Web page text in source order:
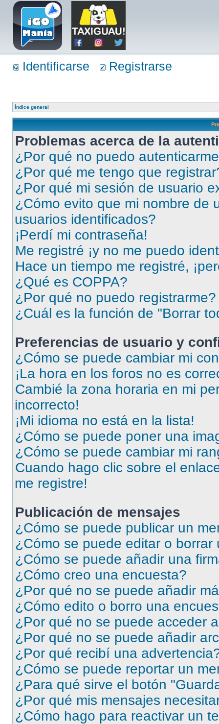
Identificarse Registrarse
Índice general
Problemas acerca de la
¿Por qué no puedo
¿Por qué me tengo que
¿Por qué mi sesión de usuario
¿Cómo evito que mi nombre de
usuarios identificados?
¡Perdí mi contraseña!
Me registré ¡y no me puedo
Hace un tiempo me registré,
¿Qué es COPPA?
¿Por qué no puedo registrarme?
¿Cuál es la función de "Borrar
Preferencias de usuario y
¿Cómo se puede cambiar mi
¡La hora en los foros no es
Cambié la zona horaria en mi
incorrecto!
¡Mi idioma no está en la lista!
¿Cómo se puede poner una
¿Cómo se puede cambiar mi
Cuando hago clic sobre el
me registre!
Publicación de mensajes
¿Cómo se puede publicar un
¿Cómo se puede editar o borrar
¿Cómo se puede añadir una
¿Cómo creo una encuesta?
¿Por qué no se puede añadir
¿Cómo edito o borro una
¿Por qué no se puede acceder
¿Por qué no se puede añadir
¿Por qué recibí una
¿Cómo se puede reportar un
¿Para qué sirve el botón
¿Por qué mis mensajes
¿Cómo hago para reactivar un